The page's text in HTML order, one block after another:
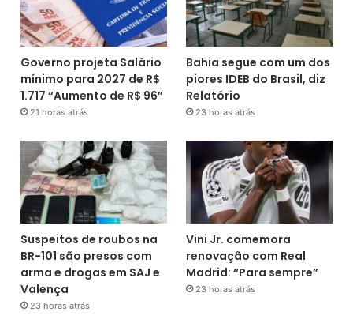
Governo projeta Salário
mínimo para 2027 de R$
1.717 “Aumento de R$ 96”
21 horas atrás
Bahia segue com um dos
piores IDEB do Brasil, diz
Relatório
23 horas atrás
Suspeitos de roubos na
BR-101 são presos com
arma e drogas em SAJ e
Valença
23 horas atrás
Vini Jr. comemora
renovação com Real
Madrid: “Para sempre”
23 horas atrás